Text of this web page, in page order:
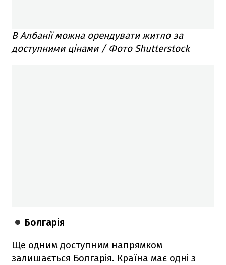
В Албанії можна орендувати житло за
доступними цінами / Фото Shutterstock
Болгарія
Ще одним доступним напрямком
залишається Болгарія. Країна має одні з